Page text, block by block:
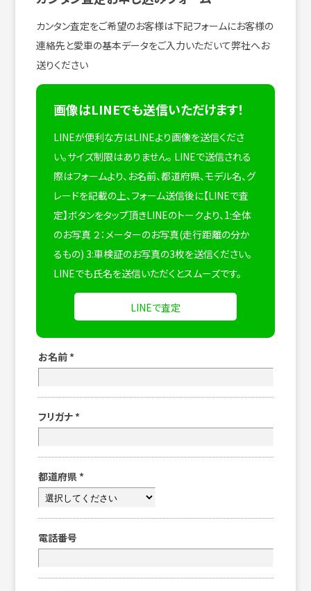
カンタン査定をご希望のお客様は下記フォームにお客様の
連絡先と愛車の基本データをご入力いただいて弊社へお
送りください
画像はLINEでも送信いただけます！
LINEが便利な方はLINEより画像を送信くださ
い。サイズ制限はありません。 LINEで送信される
際はフォームより、お名前、都道府県、モデル名、グ
レードを記載の上、フォーム送信後に【LINEで査
定】ボタンをタップ頂きLINEのトークより、1:全体
のお写真 ２：メーターのお写真(走行距離の分か
るもの) 3:車検証のお写真の3枚を送信ください。
LINEでも氏名を送信いただくとスムーズです。
LINEで査定
お名前 *
フリガナ *
都道府県 *
電話番号